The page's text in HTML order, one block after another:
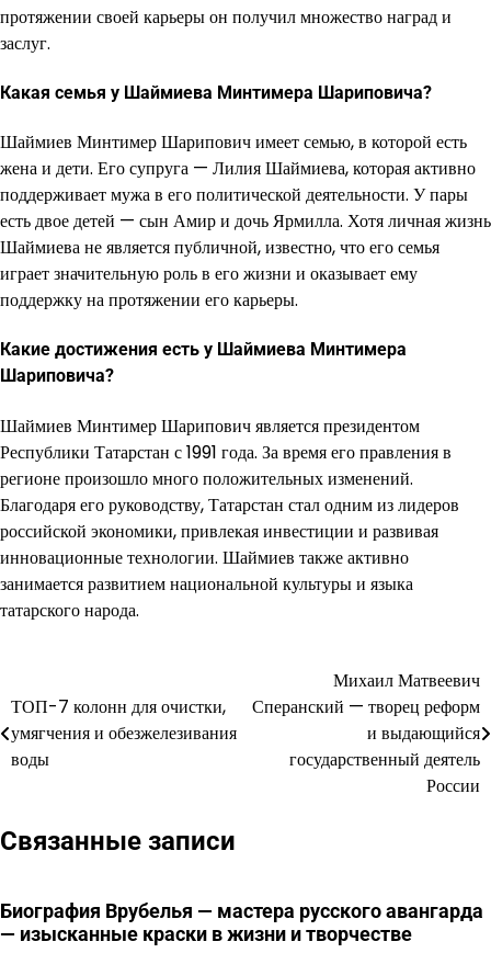
протяжении своей карьеры он получил множество наград и
заслуг.
Какая семья у Шаймиева Минтимера Шариповича?
Шаймиев Минтимер Шарипович имеет семью, в которой есть
жена и дети. Его супруга — Лилия Шаймиева, которая активно
поддерживает мужа в его политической деятельности. У пары
есть двое детей — сын Амир и дочь Ярмилла. Хотя личная жизнь
Шаймиева не является публичной, известно, что его семья
играет значительную роль в его жизни и оказывает ему
поддержку на протяжении его карьеры.
Какие достижения есть у Шаймиева Минтимера
Шариповича?
Шаймиев Минтимер Шарипович является президентом
Республики Татарстан с 1991 года. За время его правления в
регионе произошло много положительных изменений.
Благодаря его руководству, Татарстан стал одним из лидеров
российской экономики, привлекая инвестиции и развивая
инновационные технологии. Шаймиев также активно
занимается развитием национальной культуры и языка
татарского народа.
по
записям
ТОП-7 колонн для очистки,
умягчения и обезжелезивания
воды
Михаил Матвеевич
Сперанский — творец реформ
и выдающийся
государственный деятель
России
Связанные записи
Биография Врубелья — мастера русского авангарда
— изысканные краски в жизни и творчестве